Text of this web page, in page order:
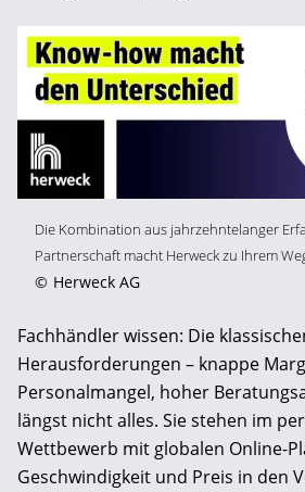
Die Kombination aus jahrzehntelanger
Partnerschaft macht Herweck zu Ihrem
© Herweck AG
Fachhändler wissen: Die
Herausforderungen – knappe
Personalmangel, hoher
längst nicht alles. Sie stehen im
Wettbewerb mit globalen Online-
Geschwindigkeit und Preis in den